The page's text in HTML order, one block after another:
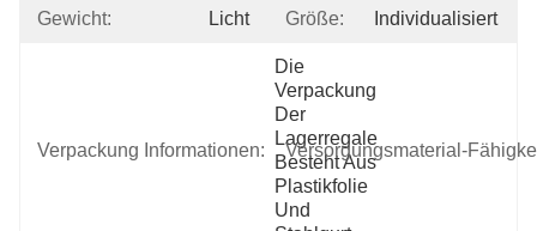
Gewicht: Licht Größe: Individualisiert
Verpackung Informationen:
Die
Verpackung
Der
Lagerregale
Besteht Aus
Plastikfolie
Und
Versorgungsmaterial-